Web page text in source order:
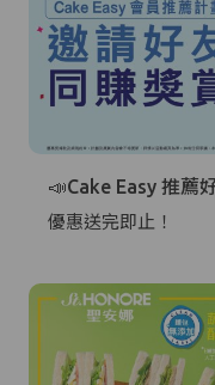
📣Cake Easy 推薦
優惠送完即止！